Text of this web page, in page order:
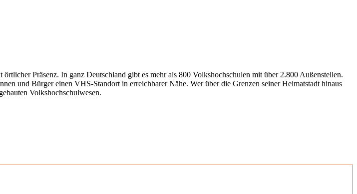
Präsenz. In ganz Deutschland gibt es mehr als 800 Volkshochschulen mit über 2.800 Außenstellen.
und Bürger einen VHS-Standort in erreichbarer Nähe. Wer über die Grenzen seiner Heimatstadt hinaus
Volkshochschulwesen.